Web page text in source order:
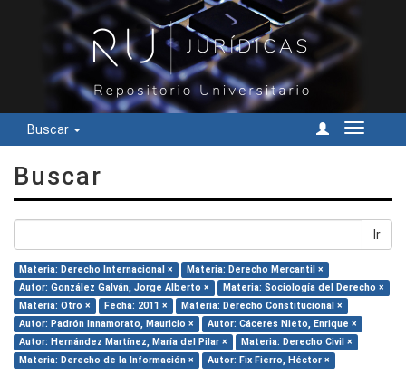
Buscar
Cambiar
Buscar
Ir
Materia: Derecho Internacional ×
Materia: Derecho Mercantil ×
Autor: González Galván, Jorge Alberto ×
Materia: Sociología del Derecho ×
Materia: Otro ×
Fecha: 2011 ×
Materia: Derecho Constitucional ×
Autor: Padrón Innamorato, Mauricio ×
Autor: Cáceres Nieto, Enrique ×
Autor: Hernández Martínez, María del Pilar ×
Materia: Derecho Civil ×
Materia: Derecho de la Información ×
Autor: Fix Fierro, Héctor ×